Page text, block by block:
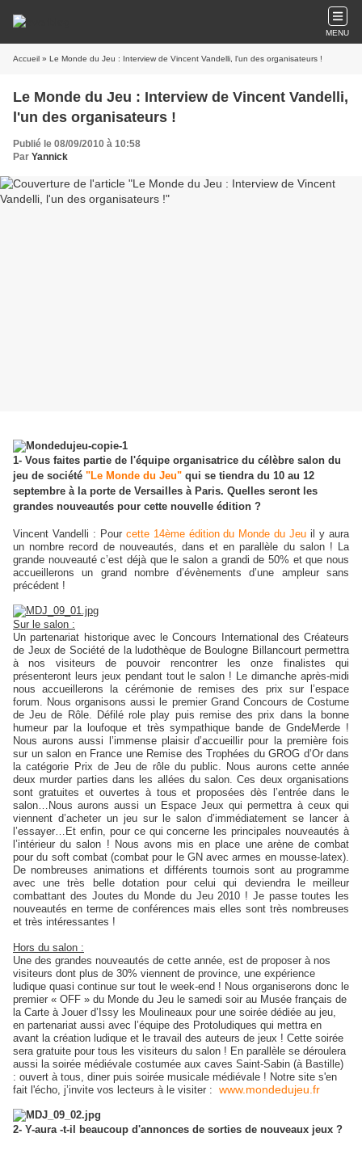
MENU
Accueil » Le Monde du Jeu : Interview de Vincent Vandelli, l'un des organisateurs !
Le Monde du Jeu : Interview de Vincent Vandelli,
l'un des organisateurs !
Publié le 08/09/2010 à 10:58
Par Yannick
1- Vous faites partie de l'équipe organisatrice du célèbre salon du
jeu de société "Le Monde du Jeu" qui se tiendra du 10 au 12
septembre à la porte de Versailles à Paris. Quelles seront les
grandes nouveautés pour cette nouvelle édition ?
Vincent Vandelli : Pour cette 14ème édition du Monde du Jeu il y aura
un nombre record de nouveautés, dans et en parallèle du salon ! La
grande nouveauté c’est déjà que le salon a grandi de 50% et que nous
accueillerons un grand nombre d’évènements d’une ampleur sans
précédent !
Sur le salon :
Un partenariat historique avec le Concours International des Créateurs
de Jeux de Société de la ludothèque de Boulogne Billancourt permettra
à nos visiteurs de pouvoir rencontrer les onze finalistes qui
présenteront leurs jeux pendant tout le salon ! Le dimanche après-midi
nous accueillerons la cérémonie de remises des prix sur l’espace
forum. Nous organisons aussi le premier Grand Concours de Costume
de Jeu de Rôle. Défilé role play puis remise des prix dans la bonne
humeur par la loufoque et très sympathique bande de GndeMerde !
Nous aurons aussi l’immense plaisir d’accueillir pour la première fois
sur un salon en France une Remise des Trophées du GROG d’Or dans
la catégorie Prix de Jeu de rôle du public. Nous aurons cette année
deux murder parties dans les allées du salon. Ces deux organisations
sont gratuites et ouvertes à tous et proposées dès l’entrée dans le
salon…Nous aurons aussi un Espace Jeux qui permettra à ceux qui
viennent d’acheter un jeu sur le salon d’immédiatement se lancer à
l’essayer…Et enfin, pour ce qui concerne les principales nouveautés à
l’intérieur du salon ! Nous avons mis en place une arène de combat
pour du soft combat (combat pour le GN avec armes en mousse-latex).
De nombreuses animations et différents tournois sont au programme
avec une très belle dotation pour celui qui deviendra le meilleur
combattant des Joutes du Monde du Jeu 2010 ! Je passe toutes les
nouveautés en terme de conférences mais elles sont très nombreuses
et très intéressantes !
Hors du salon :
Une des grandes nouveautés de cette année, est de proposer à nos
visiteurs dont plus de 30% viennent de province, une expérience
ludique quasi continue sur tout le week-end ! Nous organiserons donc le
premier « OFF » du Monde du Jeu le samedi soir au Musée français de
la Carte à Jouer d’Issy les Moulineaux pour une soirée dédiée au jeu,
en partenariat aussi avec l’équipe des Protoludiques qui mettra en
avant la création ludique et le travail des auteurs de jeux ! Cette soirée
sera gratuite pour tous les visiteurs du salon ! En parallèle se déroulera
aussi la soirée médiévale costumée aux caves Saint-Sabin (à Bastille)
: ouvert à tous, diner puis soirée musicale médiévale ! Notre site s'en
fait l'écho, j’invite vos lecteurs à le visiter : www.mondedujeu.fr
2- Y-aura -t-il beaucoup d'annonces de sorties de nouveaux jeux ?